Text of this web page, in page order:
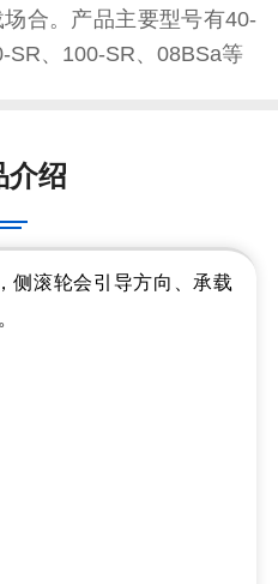
合。产品主要型号有40-
SR、100-SR、08BSa等
介绍
侧滚轮会引导方向、承载